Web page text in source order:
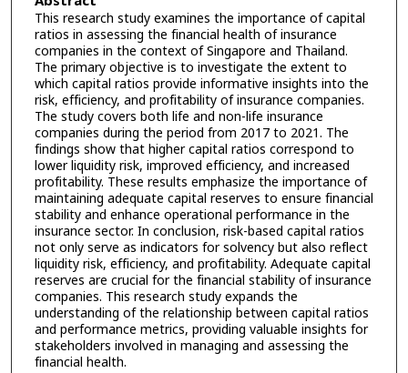
This research study examines the importance of capital
ratios in assessing the financial health of insurance
companies in the context of Singapore and Thailand.
The primary objective is to investigate the extent to
which capital ratios provide informative insights into the
risk, efficiency, and profitability of insurance companies.
The study covers both life and non-life insurance
companies during the period from 2017 to 2021. The
findings show that higher capital ratios correspond to
lower liquidity risk, improved efficiency, and increased
profitability. These results emphasize the importance of
maintaining adequate capital reserves to ensure financial
stability and enhance operational performance in the
insurance sector. In conclusion, risk-based capital ratios
not only serve as indicators for solvency but also reflect
liquidity risk, efficiency, and profitability. Adequate capital
reserves are crucial for the financial stability of insurance
companies. This research study expands the
understanding of the relationship between capital ratios
and performance metrics, providing valuable insights for
stakeholders involved in managing and assessing the
financial health.